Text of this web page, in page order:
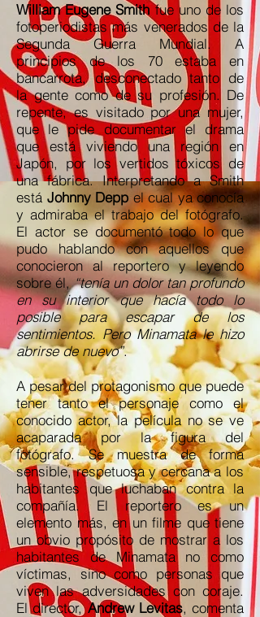
William Eugene Smithfue uno de los
fotoperiodistas más venerados de la
Segunda Guerra Mundial. A
principios de los 70 estaba en
bancarrota, desconectado tanto de
la gente como de su profesión. De
repente, es visitado por una mujer,
que le pide documentar el drama
que está viviendo una región en
Japón, por los vertidos tóxicos de
una fábrica. Interpretando a Smith
está Johnny Depp el cual ya conocía
y admiraba el trabajo del fotógrafo.
El actor se documentó todo lo que
pudo hablando con aquellos que
conocieron al reportero y leyendo
sobre él,“tenía un dolor tan profundo
en su interior que hacía todo lo
posible para escapar de los
sentimientos. Pero Minamata le hizo
abrirse de nuevo”.
A pesar del protagonismo que puede
tener tanto el personaje como el
conocido actor, la película no se ve
acaparada por la figura del
fotógrafo. Se muestra de forma
sensible, respetuosa y cercana a los
habitantes que luchaban contra la
compañía. El reportero es un
elemento más, en un filme que tiene
un obvio propósito de mostrar a los
habitantes de Minamata no como
víctimas, sino como personas que
viven las adversidades con coraje.
El director,Andrew Levitas, comenta